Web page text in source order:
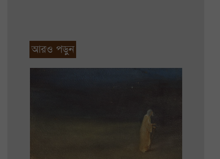
আরও পড়ুন